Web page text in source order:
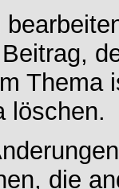
Thema
löschen.
die